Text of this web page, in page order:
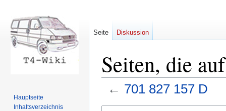
Seiten, die
← 701 827 157 D
Seite Diskussion
Hauptseite
Inhaltsverzeichnis